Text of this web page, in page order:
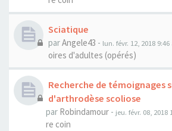
Sciatique
parAngele43 - lun. févr. 12, 2018
oires d'adultes (opérés)
Recherche de témoignages
d'arthrodèse scoliose
par Robindamour - jeu. févr. 08, 2018
re coin